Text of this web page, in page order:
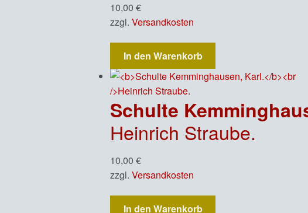
10,00€
zzgl.Versandkosten
In den Warenkorb
Schulte
Heinrich Straube.
10,00€
zzgl.Versandkosten
In den Warenkorb